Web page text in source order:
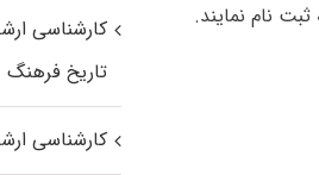
نام نمایند.
کارشناسی
تاریخ
کارشناسی